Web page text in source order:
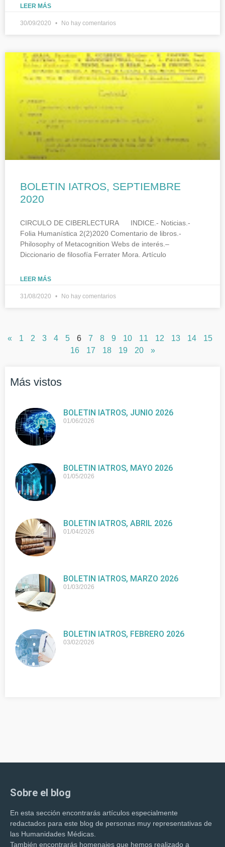
LEER MÁS
30/09/2020 No hay comentarios
BOLETIN IATROS, SEPTIEMBRE
2020
CIRCULO DE CIBERLECTURA INDICE.- Noticias.-
Folia Humanística 2(2)2020 Comentario de libros.-
Philosophy of Metacognition Webs de interés.–
Diccionario de filosofía Ferrater Mora. Artículo
LEER MÁS
31/08/2020 No hay comentarios
« 1 2 3 4 5 6 7 8 9 10 11 12 13 14
15
16
17 18 19 20 »
Más vistos
BOLETIN IATROS, JUNIO 2026
01/06/2026
BOLETIN IATROS, MAYO 2026
01/05/2026
BOLETIN IATROS, ABRIL 2026
01/04/2026
BOLETIN IATROS, MARZO 2026
01/03/2026
BOLETIN IATROS, FEBRERO 2026
03/02/2026
Sobre el blog
En esta sección encontrarás artículos especialmente
redactados para este blog de personas muy representativas de
las Humanidades Médicas.
También encontrarás homenajes que hemos realizado a